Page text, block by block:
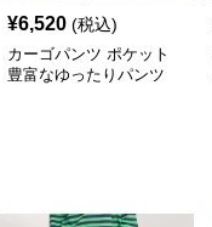
¥6,520 (税込)
カーゴパンツ ポケット
豊富なゆったりパンツ